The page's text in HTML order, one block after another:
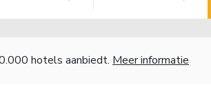
hotels aanbiedt. Meer informatie